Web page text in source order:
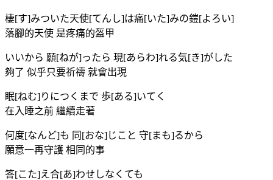
棲[す]みついた天使[てんし]は痛[いた]みの鎧[よろい]
落腳的天使 是疼痛的盔甲
いいから 願[ねが]ったら 現[あらわ]れる気[き]がした
夠了 似乎只要祈禱 就會出現
眠[ねむ]りにつくまで 歩[ある]いてく
在入睡之前 繼續走著
何度[なんど]も 同[おな]じこと 守[まも]るから
願意一再守護 相同的事
答[こた]え合[あ]わせしなくても